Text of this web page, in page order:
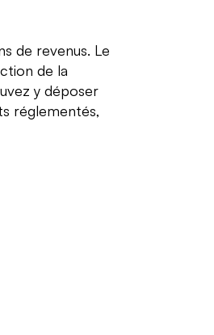
de revenus. Le
de la
y déposer
réglementés,